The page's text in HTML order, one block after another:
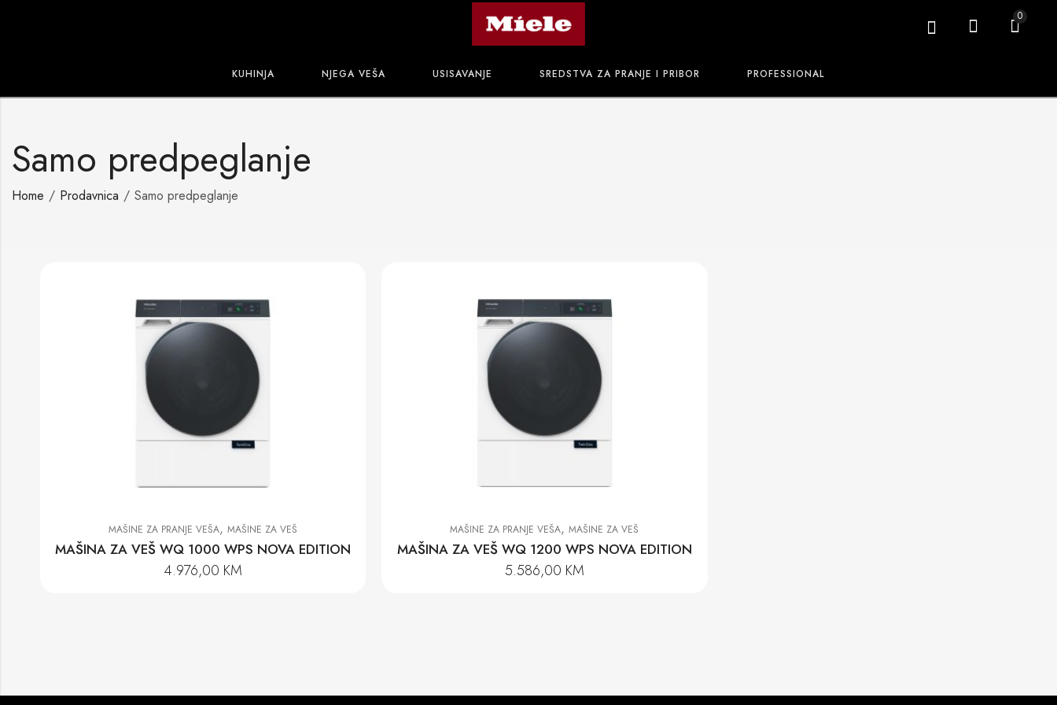
0
KUHINJA NJEGA VEŠA USISAVANJE SREDSTVA ZA PRANJE I PRIBOR PROFESSIONAL
Samo predpeglanje
Home Prodavnica Samo predpeglanje
MAŠINE ZA PRANJE VEŠA,MAŠINE ZA VEŠ
MAŠINA ZA VEŠ WQ 1000 WPS NOVA EDITION
4.976,00 KM
MAŠINE ZA PRANJE VEŠA,MAŠINE ZA VEŠ
MAŠINA ZA VEŠ WQ 1200 WPS NOVA EDITION
5.586,00 KM